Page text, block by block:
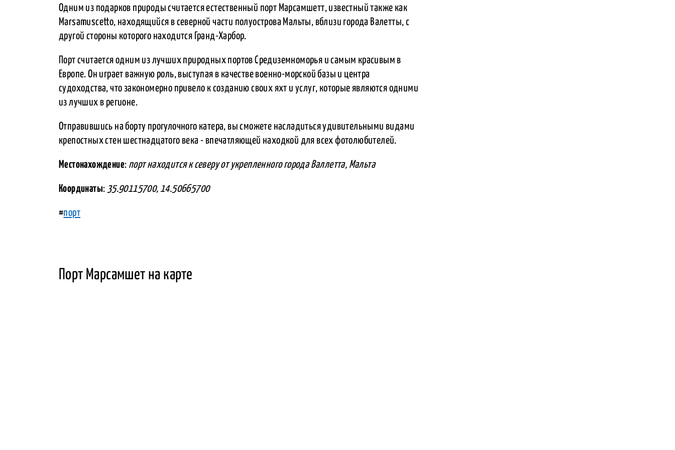
Одним из подарков природы считается естественный порт Марсамшетт, известный также как
Marsamuscetto, находящийся в северной части полуострова Мальты, вблизи города Валетты, с
другой стороны которого находится Гранд-Харбор.
Порт считается одним из лучших природных портов Средиземноморья и самым красивым в
Европе. Он играет важную роль, выступая в качестве военно-морской базы и центра
судоходства, что закономерно привело к созданию своих яхт и услуг, которые являются одними
из лучших в регионе.
Отправившись на борту прогулочного катера, вы сможете насладиться удивительными видами
крепостных стен шестнадцатого века - впечатляющей находкой для всех фотолюбителей.
Местонахождение: порт находится к северу от укрепленного города Валлетта, Мальта
Координаты: 35.90115700, 14.50665700
#порт
Порт Марсамшет на карте